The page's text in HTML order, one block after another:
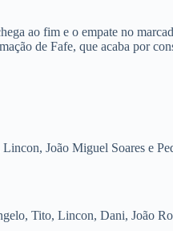
ao fim e o empate no
de Fafe, que acaba por
João Miguel Soares e
Tito, Lincon, Dani, João